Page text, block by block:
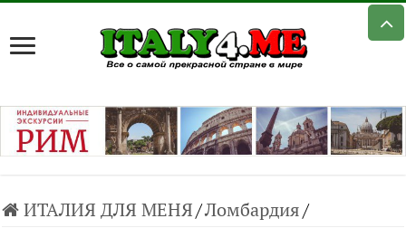
ИТАЛИЯ ДЛЯ МЕНЯ/Ломбардия/